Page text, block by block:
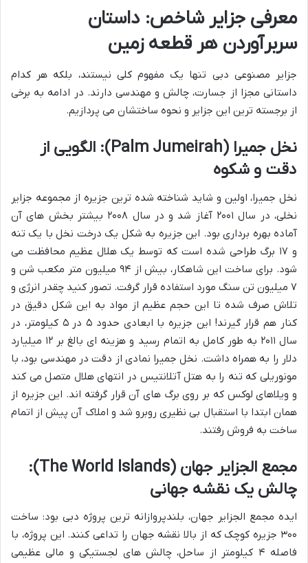
معرفی جزایر شاخص: داستان
سربرآوردن هر قطعه زمین
جزایر مصنوعی دبی تنها یک مفهوم کلی نیستند، بلکه هر کدام
داستانی مجزا از جسارت، چالش و مهندسی دارند. در ادامه به برخی
از برجسته ترین این جزایر و نحوه ساختشان می پردازیم.
نخل جمیرا (Palm Jumeirah): الگویی از
دقت و شکوه
نخل جمیرا، اولین و شاید شناخته شده ترین جزیره از مجموعه جزایر
نخلی، در سال ۲۰۰۱ آغاز شد و در سال ۲۰۰۸ بیشتر بخش های آن
آماده بهره برداری بود. این جزیره به شکل یک درخت نخل با یک تنه
و ۱۷ برگ طراحی شده است که توسط یک هلال عظیم محافظت می
شود. برای ساخت این شاهکار، بیش از ۹۴ میلیون متر مکعب شن و
۷ میلیون تن سنگ مورد استفاده قرار گرفت. تصور کنید چقدر انرژی و
تلاش صرف شده تا این حجم عظیم از مواد به این شکل دقیق در
کنار هم قرار گیرند! این جزیره با ابعادی حدود ۵ در ۵ کیلومتر، در
سال ۲۰۱۱ به طور کامل به اتمام رسید و هزینه ای بالغ بر ۱۲ میلیارد
دلار را به همراه داشت. نخل جمیرا نمادی از دقت در مهندسی بود، با
مونوریلی که تنه را به هتل آتلانتیس در انتهای هلال متصل می کند
و ویلاهای لوکس که بر روی برگ های آن قرار گرفته اند. این جزیره از
همان ابتدا با استقبال بی نظیری روبرو شد و املاک آن پیش از اتمام
ساخت به فروش رفتند.
مجمع الجزایر جهان (The World Islands):
چالش یک نقشه جهانی
ایده مجمع الجزایر جهان، بلندپروازانه ترین پروژه دبی بود: ساخت
۳۰۰ جزیره کوچک که از بالا نقشه جهان را تداعی کنند. این پروژه، با
فاصله ۴ کیلومتر از ساحل، چالش های لجستیکی و مالی عظیمی